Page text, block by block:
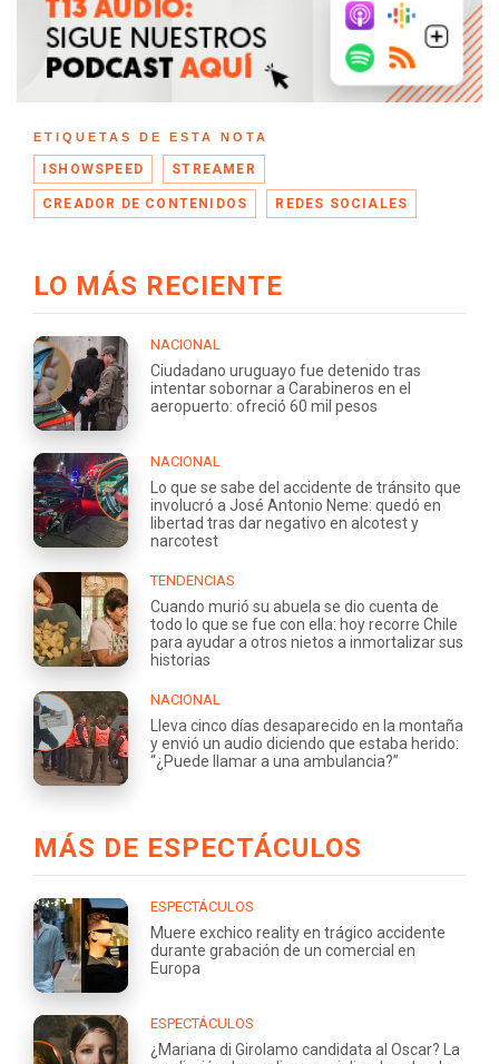
ETIQUETAS DE ESTA NOTA
ISHOWSPEED STREAMER
CREADOR DE CONTENIDOS REDES SOCIALES
LO MÁS RECIENTE
NACIONAL
Ciudadano uruguayo fue detenido tras
intentar sobornar a Carabineros en el
aeropuerto: ofreció 60 mil pesos
NACIONAL
Lo que se sabe del accidente de tránsito que
involucró a José Antonio Neme: quedó en
libertad tras dar negativo en alcotest y
narcotest
TENDENCIAS
Cuando murió su abuela se dio cuenta de
todo lo que se fue con ella: hoy recorre Chile
para ayudar a otros nietos a inmortalizar sus
historias
NACIONAL
Lleva cinco días desaparecido en la montaña
y envió un audio diciendo que estaba herido:
“¿Puede llamar a una ambulancia?”
MÁS DE ESPECTÁCULOS
ESPECTÁCULOS
Muere exchico reality en trágico accidente
durante grabación de un comercial en
Europa
ESPECTÁCULOS
¿Mariana di Girolamo candidata al Oscar? La